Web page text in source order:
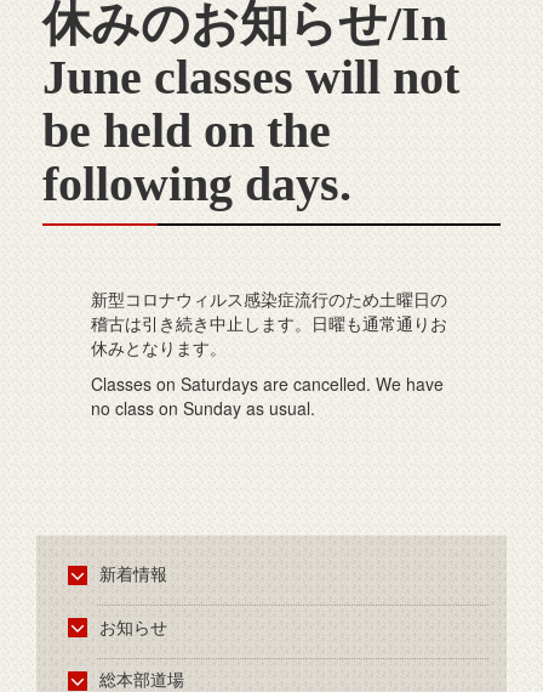
休みのお知らせ/In
June classes will not
be held on the
following days.
新型コロナウィルス感染症流行のため土曜日の
稽古は引き続き中止します。日曜も通常通りお
休みとなります。
Classes on Saturdays are cancelled. We have
no class on Sunday as usual.
新着情報
お知らせ
総本部道場